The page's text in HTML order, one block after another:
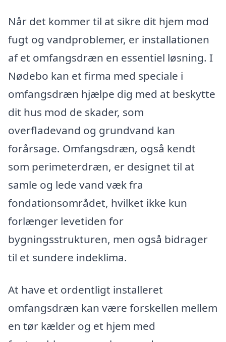
Når det kommer til at sikre dit hjem mod
fugt og vandproblemer, er installationen
af et omfangsdræn en essentiel løsning. I
Nødebo kan et firma med speciale i
omfangsdræn hjælpe dig med at beskytte
dit hus mod de skader, som
overfladevand og grundvand kan
forårsage. Omfangsdræn, også kendt
som perimeterdræn, er designet til at
samle og lede vand væk fra
fondationsområdet, hvilket ikke kun
forlænger levetiden for
bygningsstrukturen, men også bidrager
til et sundere indeklima.
At have et ordentligt installeret
omfangsdræn kan være forskellen mellem
en tør kælder og et hjem med